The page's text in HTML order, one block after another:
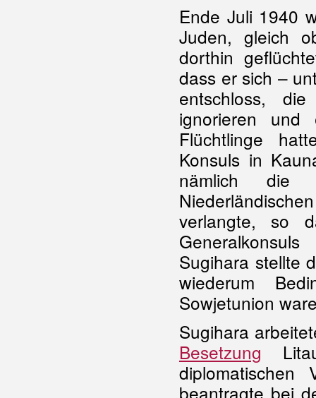
Ende Juli 1940
Juden, gleich
dorthin
dass er sich –
entschloss,
ignorieren und
Flüchtlinge
Konsuls in
nämlich die
verlangte, so
Sugihara stellte
wiederum
Sowjetunion
Sugihara
Besetzung
diplomatischen
beantragte bei